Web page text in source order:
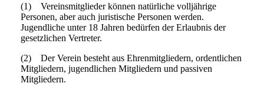
(1) Vereinsmitglieder können natürliche volljährige
Personen, aber auch juristische Personen werden.
Jugendliche unter 18 Jahren bedürfen der Erlaubnis der
gesetzlichen Vertreter.
(2) Der Verein besteht aus Ehrenmitgliedern, ordentlichen
Mitgliedern, jugendlichen Mitgliedern und passiven
Mitgliedern.